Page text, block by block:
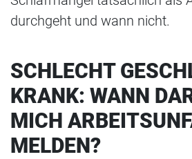
durchgeht und wann nicht.
SCHLECHT
KRANK: WANN
MICH
MELDEN?